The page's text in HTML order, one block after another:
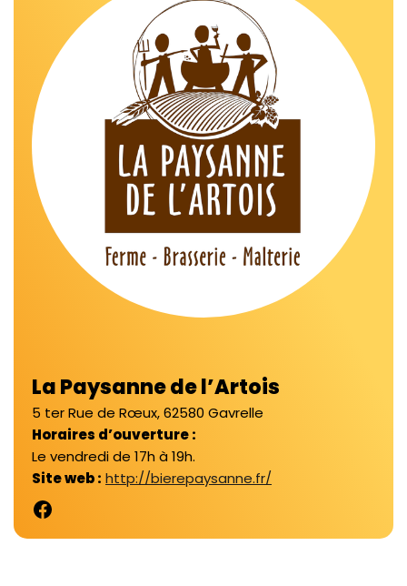
La Paysanne de l’Artois
5 ter Rue de Rœux, 62580 Gavrelle
Horaires d’ouverture :
Le vendredi de 17h à 19h.
Site web : http://bierepaysanne.fr/